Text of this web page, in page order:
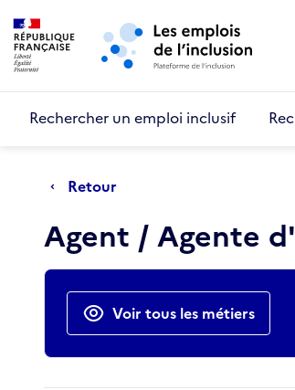
Aller au menu principal
Rechercher un emploi inclusif
Retour
Agent / Agente
Actions rapides
Voir tous les métiers